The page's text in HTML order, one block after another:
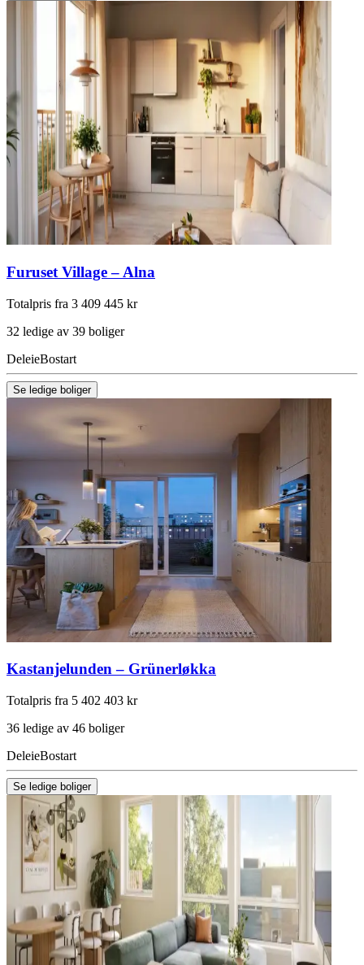
Furuset Village – Alna
Totalpris fra 3 409 445 kr
32 ledige av 39 boliger
DeleieBostart
Se ledige boliger
Kastanjelunden – Grünerløkka
Totalpris fra 5 402 403 kr
36 ledige av 46 boliger
DeleieBostart
Se ledige boliger